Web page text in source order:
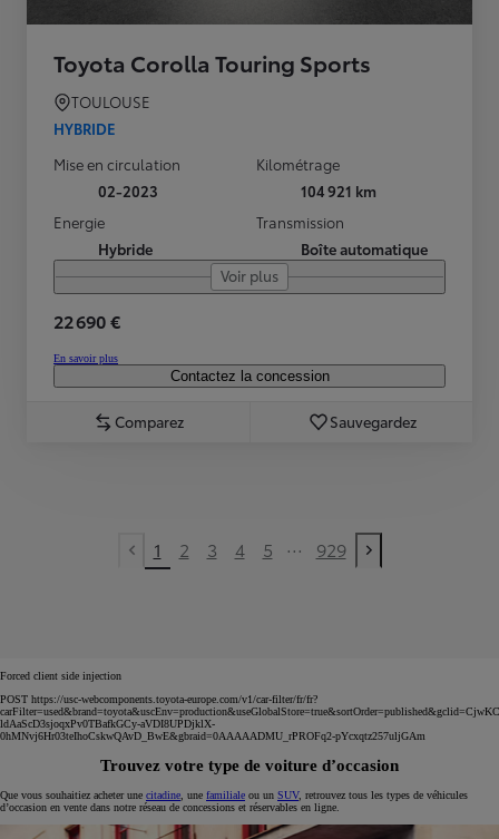
Toyota Corolla Touring Sports
TOULOUSE
HYBRIDE
Mise en circulation
02-2023
Kilométrage
104 921 km
Energie
Hybride
Transmission
Boîte automatique
Voir plus
22 690 €
En savoir plus
Contactez la concession
Comparez Sauvegardez
Previous page
1 2 3 4 5 ... 929
Next page
Forced client side injection
POST https://usc-webcomponents.toyota-europe.com/v1/car-filter/fr/fr?
ldAaScD3sjoqxPv0TBafkGCy-aVDI8UPDjklX-
0hMNvj6Hr03teIhoCskwQAvD_BwE&gbraid=0AAAAADMU_rPROFq2-pYcxqtz257uljGAm
Trouvez votre type de voiture d’occasion
Que vous souhaitiez acheter une citadine , une familiale ou un SUV, retrouvez tous les types de véhicules
d’occasion en vente dans notre réseau de concessions et réservables en ligne.